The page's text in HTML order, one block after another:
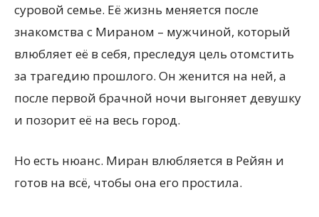
суровой семье. Её жизнь меняется после
знакомства с Мираном – мужчиной, который
влюбляет её в себя, преследуя цель отомстить
за трагедию прошлого. Он женится на ней, а
после первой брачной ночи выгоняет девушку
и позорит её на весь город.
Но есть нюанс. Миран влюбляется в Рейян и
готов на всё, чтобы она его простила.